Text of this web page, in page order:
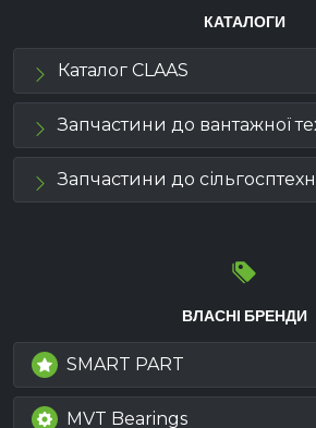
КАТАЛОГИ
Каталог CLAAS
Запчастини до вантажної
Запчастини до
ВЛАСНІ БРЕНДИ
SMART PART
MVT Bearings